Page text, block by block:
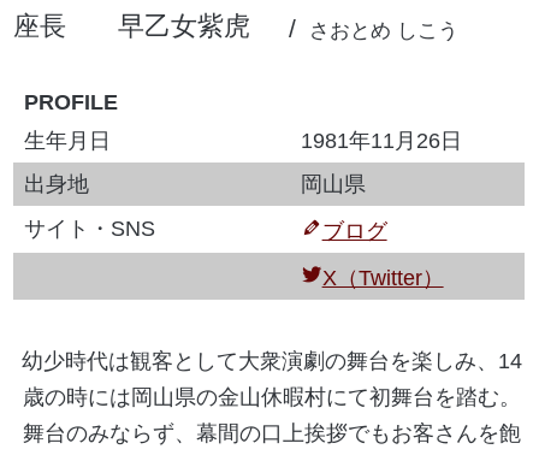
座長 早乙女紫虎 さおとめ しこう
PROFILE
生年月日
1981年11月26日
出身地
岡山県
サイト・SNS
ブログ
X（Twitter）
幼少時代は観客として大衆演劇の舞台を楽しみ、14
歳の時には岡山県の金山休暇村にて初舞台を踏む。
舞台のみならず、幕間の口上挨拶でもお客さんを飽